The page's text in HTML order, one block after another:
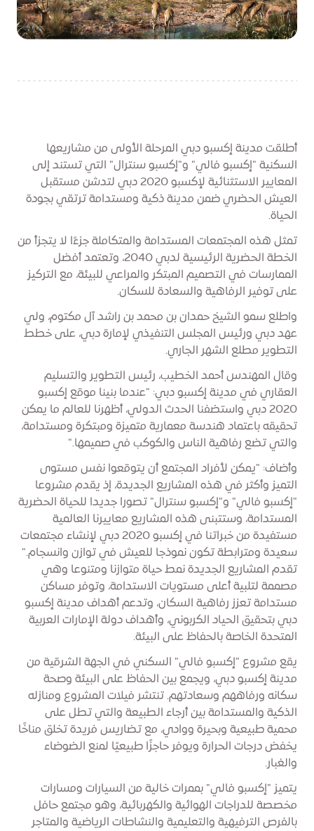
أطلقت مدينة إكسبو دبي المرحلة الأولى من مشاريعها
السكنية "إكسبو فالي" و"إكسبو سنترال" التي تستند إلى
المعايير الاستثنائية لإكسبو 2020 دبي لتدشن مستقبل
العيش الحضري ضمن مدينة ذكية ومستدامة ترتقي بجودة
الحياة.
تمثل هذه المجتمعات المستدامة والمتكاملة جزءًا لا يتجزأ من
الخطة الحضرية الرئيسية لدبي 2040، وتعتمد أفضل
الممارسات في التصميم المبتكر والمراعي للبيئة، مع التركيز
على توفير الرفاهية والسعادة للسكان.
واطلع سمو الشيخ حمدان بن محمد بن راشد آل مكتوم، ولي
عهد دبي ورئيس المجلس التنفيذي لإمارة دبي، على خطط
التطوير مطلع الشهر الجاري.
وقال المهندس أحمد الخطيب، رئيس التطوير والتسليم
العقاري في مدينة إكسبو دبي: "عندما بنينا موقع إكسبو
2020 دبي واستضفنا الحدث الدولي، أظهرنا للعالم ما يمكن
تحقيقه باعتماد هندسة معمارية متميزة ومبتكرة ومستدامة،
والتي تضع رفاهية الناس والكوكب في صميمها."
وأضاف: "يمكن لأفراد المجتمع أن يتوقعوا نفس مستوى
التميز وأكثر في هذه المشاريع الجديدة، إذ يقدم مشروعا
"إكسبو فالي" و"إكسبو سنترال" تصورا جديدا للحياة الحضرية
المستدامة، وستتبنى هذه المشاريع معاييرنا العالمية
مستفيدة من خبراتنا في إكسبو 2020 دبي لإنشاء مجتمعات
سعيدة ومترابطة تكون نموذجا للعيش في توازن وانسجام."
تقدم المشاريع الجديدة نمط حياة متوازنا ومتنوعا وهي
مصممة لتلبية أعلى مستويات الاستدامة، وتوفر مساكن
مستدامة تعزز رفاهية السكان، وتدعم أهداف مدينة إكسبو
دبي بتحقيق الحياد الكربوني، وأهداف دولة الإمارات العربية
المتحدة الخاصة بالحفاظ على البيئة.
يقع مشروع "إكسبو فالي" السكني في الجهة الشرقية من
مدينة إكسبو دبي، ويجمع بين الحفاظ على البيئة وصحة
سكانه ورفاههم وسعادتهم. تنتشر فيلات المشروع ومنازله
الذكية والمستدامة بين أرجاء الطبيعة والتي تطل على
محمية طبيعية وبحيرة ووادي، مع تضاريس فريدة تخلق مناخًا
يخفض درجات الحرارة ويوفر حاجزًا طبيعيًا لمنع الضوضاء
والغبار.
يتميز "إكسبو فالي" بممرات خالية من السيارات ومسارات
مخصصة للدراجات الهوائية والكهربائية، وهو مجتمع حافل
بالفرص الترفيهية والتعليمية والنشاطات الرياضية والمتاجر